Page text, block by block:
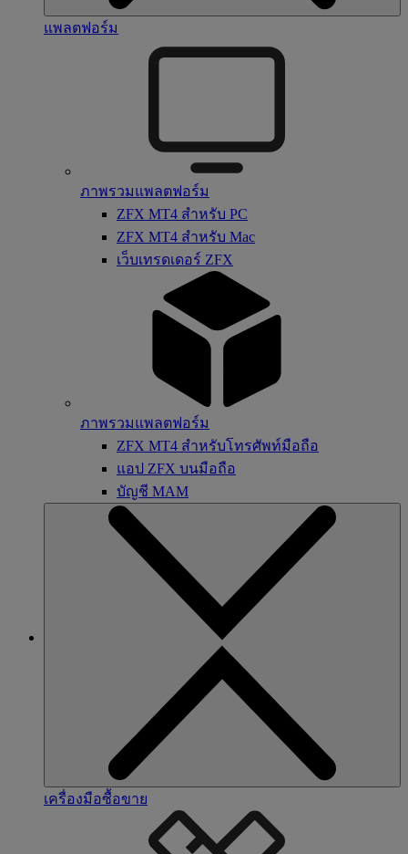
แพลตฟอร์ม
ภาพรวมแพลตฟอร์ม
ZFX MT4 สำหรับ PC
ZFX MT4 สำหรับ Mac
เว็บเทรดเดอร์ ZFX
ภาพรวมแพลตฟอร์ม
ZFX MT4 สำหรับโทรศัพท์มือถือ
แอป ZFX บนมือถือ
บัญชี MAM
เครื่องมือซื้อขาย